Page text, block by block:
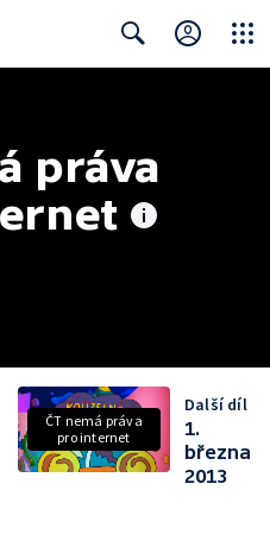
práva
ČT nemá práva
pro internet
Další díl
1.
března
2013